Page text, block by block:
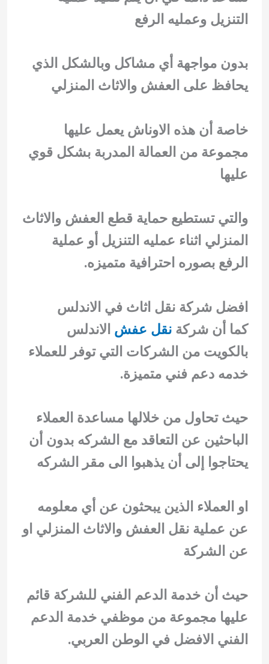
التنزيل وعمليه الرفع
بدون مواجهة أي مشاكل وبالشكل الذي
يحافظ على العفش والاثاث المنزلي
خاصة أن هذه الاوناش يعمل عليها
مجموعة من العمالة المدربة بشكل قوي
عليها
والتي تستطيع حماية قطع العفش والاثاث
المنزلي اثناء عمليه التنزيل أو عملية
الرفع بصوره احترافية متميزه.
افضل شركة نقل اثاث في الاندلس
كما أن شركةنقل عفش الاندلس
بالكويت من الشركات التي توفر للعملاء
خدمه دعم فني متميزة.
حيث تحاول من خلالها مساعدة العملاء
الباحثين عن التعاقد مع الشركه بدون أن
يحتاجوا إلى أن يذهبوا الى مقر الشركه
او العملاء الذين يبحثون عن أي معلومه
عن عملية نقل العفش والاثاث المنزلي او
عن الشركة
حيث أن خدمة الدعم الفني للشركة قائم
عليها مجموعة من موظفي خدمة الدعم
الفني الافضل في الوطن العربي.